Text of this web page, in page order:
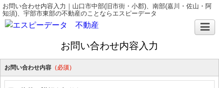
お問い合わせ内容入力｜山口市中部(旧市街・小郡)、南部(嘉川・佐山・阿
知須)、宇部市東部の不動産のことならエスピーデータ
お問い合わせ内容入力
お問い合わせ内容 （必須）